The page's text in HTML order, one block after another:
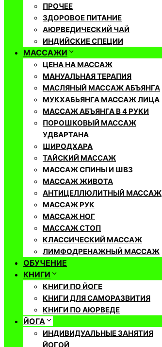
ПРОЧЕЕ
ЗДОРОВОЕ ПИТАНИЕ
АЮРВЕДИЧЕСКИЙ ЧАЙ
ИНДИЙСКИЕ СПЕЦИИ
МАССАЖИ
ЦЕНА НА МАССАЖ
МАНУАЛЬНАЯ ТЕРАПИЯ
МАСЛЯНЫЙ МАССАЖ АБЪЯНГА
МУКХАБЬЯНГА МАССАЖ ЛИЦА
МАССАЖ АБЪЯНГА В 4 РУКИ
ПОРОШКОВЫЙ МАССАЖ
УДВАРТАНА
ШИРОДХАРА
ТАЙСКИЙ МАССАЖ
МАССАЖ СПИНЫ И ШВЗ
МАССАЖ ЖИВОТА
АНТИЦЕЛЛЮЛИТНЫЙ МАССАЖ
МАССАЖ РУК
МАССАЖ НОГ
МАССАЖ СТОП
КЛАССИЧЕСКИЙ МАССАЖ
ЛИМФОДРЕНАЖНЫЙ МАССАЖ
ОБУЧЕНИЕ
КНИГИ
КНИГИ ПО ЙОГЕ
КНИГИ ДЛЯ САМОРАЗВИТИЯ
КНИГИ ПО АЮРВЕДЕ
ЙОГА
ИНДИВИДУАЛЬНЫЕ ЗАНЯТИЯ
ЙОГОЙ